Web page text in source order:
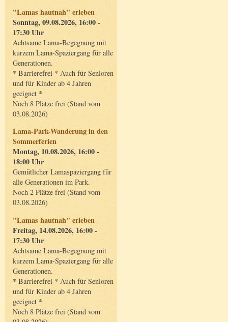
"Lamas hautnah" erleben
Sonntag, 09.08.2026, 16:00 -
17:30 Uhr
Achtsame Lama-Begegnung mit
kurzem Lama-Spaziergang für alle
Generationen.
* Barrierefrei * Auch für Senioren
und für Kinder ab 4 Jahren
geeignet *
Noch 8 Plätze frei (Stand vom
03.08.2026)
Lama-Park-Wanderung in den
Sommerferien
Montag, 10.08.2026, 16:00 -
18:00 Uhr
Gemütlicher Lamaspaziergang für
alle Generationen im Park.
Noch 2 Plätze frei (Stand vom
03.08.2026)
"Lamas hautnah" erleben
Freitag, 14.08.2026, 16:00 -
17:30 Uhr
Achtsame Lama-Begegnung mit
kurzem Lama-Spaziergang für alle
Generationen.
* Barrierefrei * Auch für Senioren
und für Kinder ab 4 Jahren
geeignet *
Noch 8 Plätze frei (Stand vom